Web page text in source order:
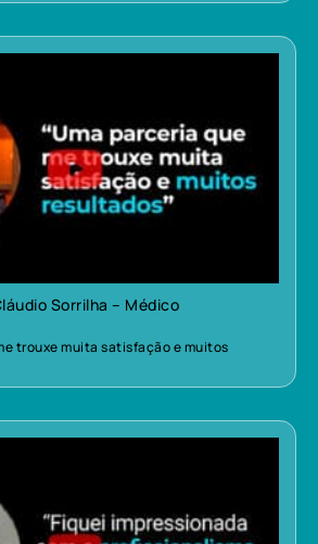
Sorrilha – Médico
trouxe muita satisfação e muitos